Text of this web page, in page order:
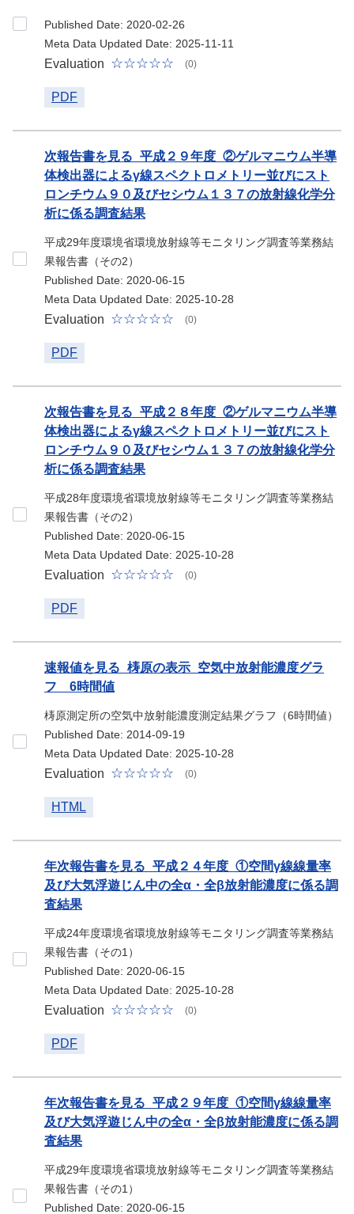
Published Date: 2020-02-26
Meta Data Updated Date: 2025-11-11
Evaluation (0)
PDF
次報告書を見る_平成２９年度_②ゲルマニウム半導
体検出器によるγ線スペクトロメトリー並びにスト
ロンチウム９０及びセシウム１３７の放射線化学分
析に係る調査結果
平成29年度環境省環境放射線等モニタリング調査等業務結
果報告書（その2）
Published Date: 2020-06-15
Meta Data Updated Date: 2025-10-28
Evaluation (0)
PDF
次報告書を見る_平成２８年度_②ゲルマニウム半導
体検出器によるγ線スペクトロメトリー並びにスト
ロンチウム９０及びセシウム１３７の放射線化学分
析に係る調査結果
平成28年度環境省環境放射線等モニタリング調査等業務結
果報告書（その2）
Published Date: 2020-06-15
Meta Data Updated Date: 2025-10-28
Evaluation (0)
PDF
速報値を見る_梼原の表示_空気中放射能濃度グラ
フ 6時間値
梼原測定所の空気中放射能濃度測定結果グラフ（6時間値）
Published Date: 2014-09-19
Meta Data Updated Date: 2025-10-28
Evaluation (0)
HTML
年次報告書を見る_平成２４年度_①空間γ線線量率
及び大気浮遊じん中の全α・全β放射能濃度に係る調
査結果
平成24年度環境省環境放射線等モニタリング調査等業務結
果報告書（その1）
Published Date: 2020-06-15
Meta Data Updated Date: 2025-10-28
Evaluation (0)
PDF
年次報告書を見る_平成２９年度_①空間γ線線量率
及び大気浮遊じん中の全α・全β放射能濃度に係る調
査結果
平成29年度環境省環境放射線等モニタリング調査等業務結
果報告書（その1）
Published Date: 2020-06-15